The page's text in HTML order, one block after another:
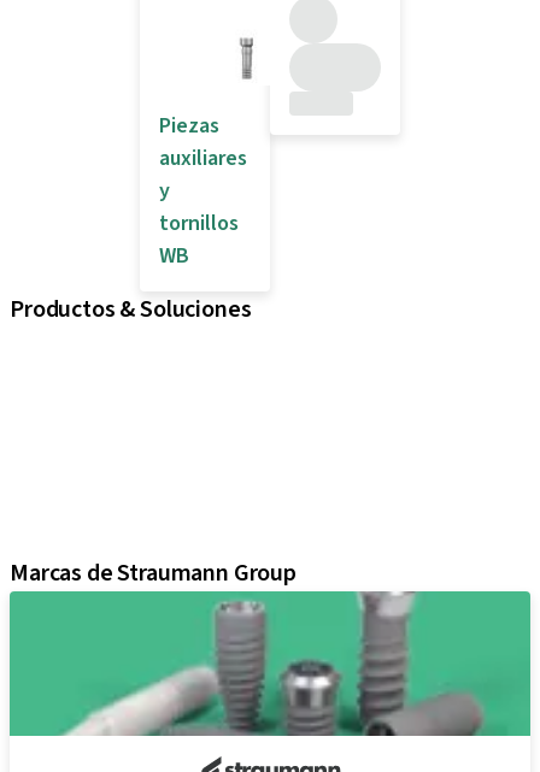
Piezas
auxiliares
y
tornillos
WB
Productos & Soluciones
Marcas de Straumann Group